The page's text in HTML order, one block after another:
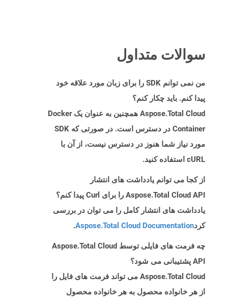
سوالات متداول
من نمی توانم SDK را برای زبان مورد علاقه خود
پیدا کنم. باید چکار کنم؟
Aspose.Total Cloud همچنین به عنوان یک Docker
Container در دسترس است. در صورتی که SDK
مورد نیاز شما هنوز در دسترس نیست، از آن با
cURL استفاده کنید.
از کجا می توانم یادداشت های انتشار
Aspose.Total Cloud API را برای Curl پیدا کنم؟
یادداشت های انتشار کامل را می توان در بررسی
کردAspose.Total Cloud Documentation
.
چه فرمت های فایلی توسط Aspose.Total Cloud
API پشتیبانی می شود؟
Aspose.Total Cloud می تواند فرمت های فایل را
از هر خانواده محصول به هر خانواده محصول